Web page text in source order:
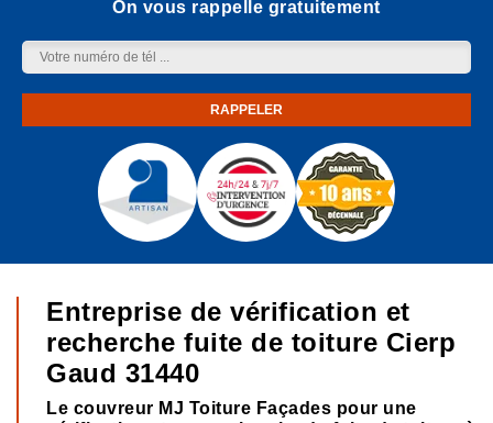
On vous rappelle gratuitement
Entreprise de vérification et
recherche fuite de toiture Cierp
Gaud 31440
Le couvreur MJ Toiture Façades pour une